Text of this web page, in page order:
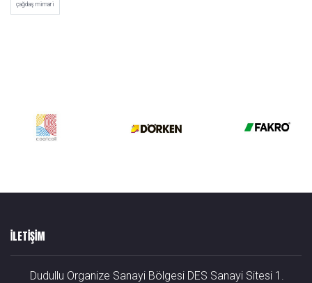
çağdaş mimari
ILETIŞIM
Dudullu Organize Sanayi Bölgesi DES Sanayi Sitesi 1.